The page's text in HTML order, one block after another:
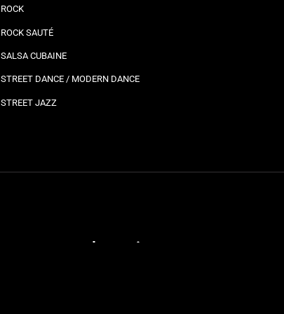
ROCK
ROCK SAUTÉ
SALSA CUBAINE
STREET DANCE / MODERN DANCE
STREET JAZZ
Plannings